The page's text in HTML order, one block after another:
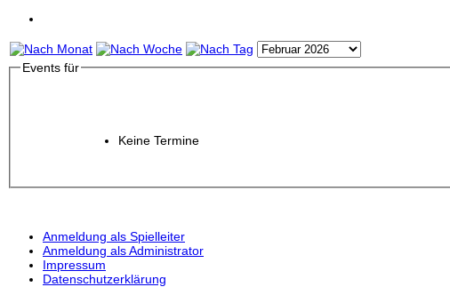
Events für
Keine Termine
Anmeldung als Spielleiter
Anmeldung als Administrator
Impressum
Datenschutzerklärung